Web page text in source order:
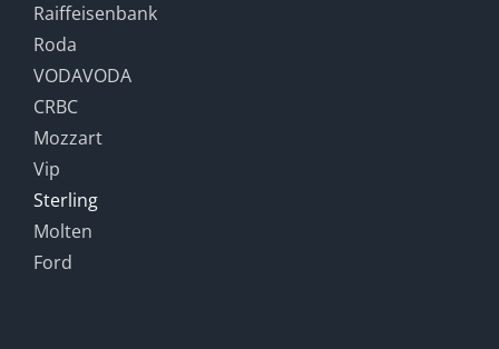
Raiffeisenbank
Roda
VODAVODA
CRBC
Mozzart
Vip
Sterling
Molten
Ford